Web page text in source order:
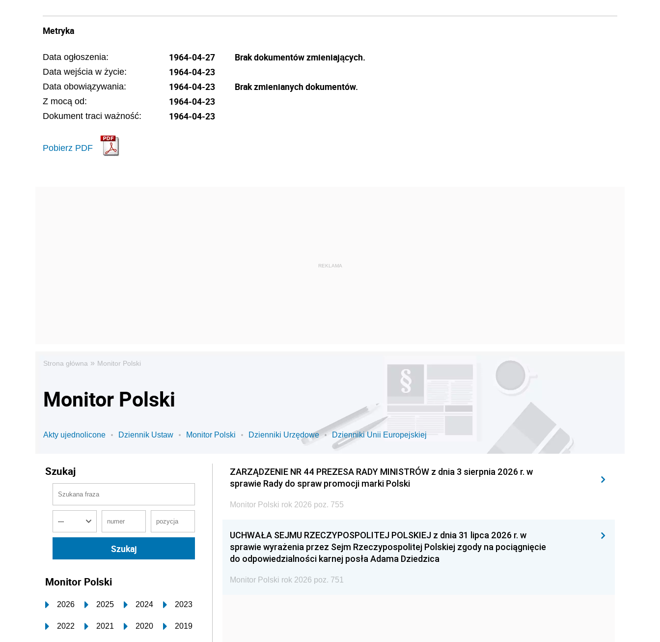
Metryka
Data ogłoszenia: 1964-04-27
Data wejścia w życie: 1964-04-23
Data obowiązywania: 1964-04-23
Z mocą od: 1964-04-23
Dokument traci ważność: 1964-04-23
Pobierz PDF
Brak dokumentów zmieniających.
Brak zmienianych dokumentów.
Strona główna » Monitor Polski
Monitor Polski
Akty ujednolicone Dziennik Ustaw Monitor Polski Dzienniki Urzędowe Dzienniki Unii Europejskiej
Szukaj
Monitor Polski
2026 2025 2024 2023
2022 2021 2020 2019
ZARZĄDZENIE NR 44 PREZESA RADY MINISTRÓW z dnia 3 sierpnia 2026 r. w
sprawie Rady do spraw promocji marki Polski
Monitor Polski rok 2026 poz. 755
UCHWAŁA SEJMU RZECZYPOSPOLITEJ POLSKIEJ z dnia 31 lipca 2026 r. w
sprawie wyrażenia przez Sejm Rzeczypospolitej Polskiej zgody na pociągnięcie
do odpowiedzialności karnej posła Adama Dziedzica
Monitor Polski rok 2026 poz. 751